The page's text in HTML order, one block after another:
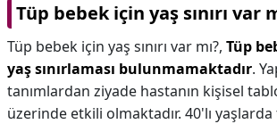
Tüp bebek için yaş sınırı var
Tüp bebek için yaş sınırı var mı?, Tüp
yaş sınırlaması bulunmamaktadır.
tanımlardan ziyade hastanın kişisel
üzerinde etkili olmaktadır. 40'lı